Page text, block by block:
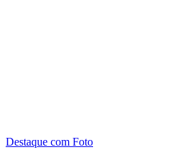
Destaque com Foto